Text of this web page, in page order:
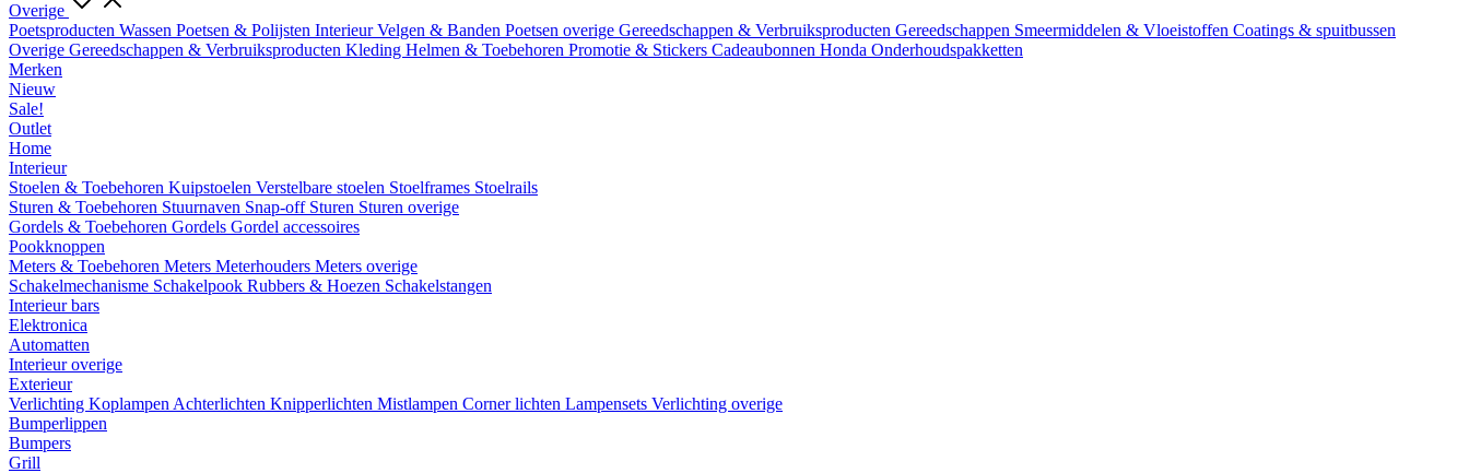
Overige
Poetsproducten Wassen Poetsen & Polijsten InterieurVelgen & Banden Poetsen overige Gereedschappen & Verbruiksproducten Gereedschappen Smeermiddelen & Vloeistoffen Coatings & spuitbussen
Overige Gereedschappen & Verbruiksproducten Kleding Helmen & Toebehoren Promotie & Stickers Cadeaubonnen Honda Onderhoudspakketten
Merken
Nieuw
Sale!
Outlet
Home
Interieur
Stoelen & Toebehoren Kuipstoelen Verstelbare stoelen Stoelframes Stoelrails
Sturen & Toebehoren Stuurnaven Snap-off Sturen Sturen overige
Gordels & Toebehoren Gordels Gordel accessoires
Pookknoppen
Meters & Toebehoren Meters Meterhouders Meters overige
Schakelmechanisme Schakelpook Rubbers & Hoezen Schakelstangen
Interieur bars
Elektronica
Automatten
Interieur overige
Exterieur
Verlichting Koplampen Achterlichten Knipperlichten Mistlampen Corner lichten Lampensets Verlichting overige
Bumperlippen
Bumpers
Grill